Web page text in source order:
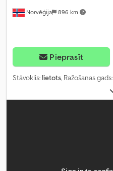
Norvēģija 896 km
Pieprasīt
Stāvoklis: lietots, Ražošanas gads: